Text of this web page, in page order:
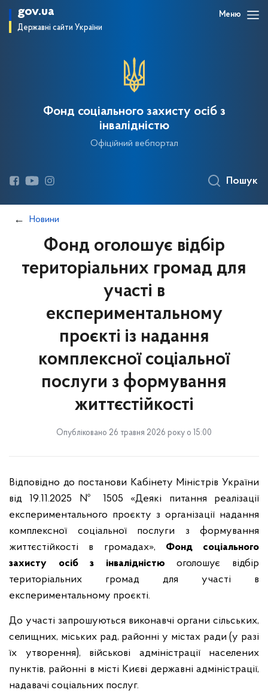
gov.ua
Державні сайти України
Меню
Фонд соціального захисту осіб з
інвалідністю
Офіційний вебпортал
Пошук
Новини
Фонд оголошує відбір
територіальних громад для
участі в
експериментальному
проєкті із надання
комплексної соціальної
послуги з формування
життєстійкості
Опубліковано 26 травня 2026 року о 15:00
Відповідно до постанови Кабінету Міністрів України
від 19.11.2025 № 1505 «Деякі питання реалізації
експериментального проєкту з організації надання
комплексної соціальної послуги з формування
життєстійкості в громадах», Фонд соціального
захисту осіб з інвалідністю оголошує відбір
територіальних громад для участі в
експериментальному проєкті.
До участі запрошуються виконавчі органи сільських,
селищних, міських рад, районні у містах ради (у разі
їх утворення), військові адміністрації населених
пунктів, районні в місті Києві державні адміністрації,
надавачі соціальних послуг.